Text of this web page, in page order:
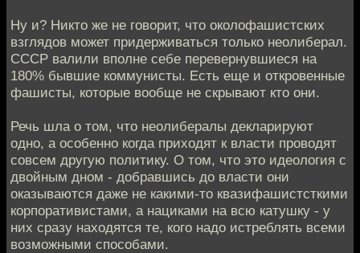
Ну и? Никто же не говорит, что околофашистских
взглядов может придерживаться только неолиберал.
СССР валили вполне себе перевернувшиеся на
180% бывшие коммунисты. Есть еще и откровенные
фашисты, которые вообще не скрывают кто они.
Речь шла о том, что неолибералы декларируют
одно, а особенно когда приходят к власти проводят
совсем другую политику. О том, что это идеология с
двойным дном - добравшись до власти они
оказываются даже не какими-то квазифашистсткими
корпоративистами, а нациками на всю катушку - у
них сразу находятся те, кого надо истреблять всеми
возможными способами.